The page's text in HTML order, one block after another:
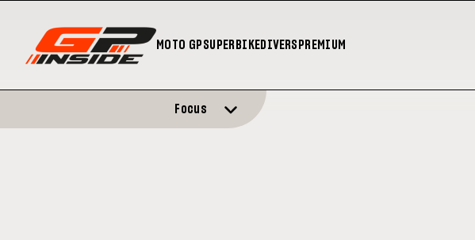
MOTO GPSUPERBIKEDIVERS PREMIUM
Focus